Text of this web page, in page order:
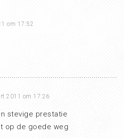
om 17:52
2011 om 17:26
stevige prestatie
op de goede weg